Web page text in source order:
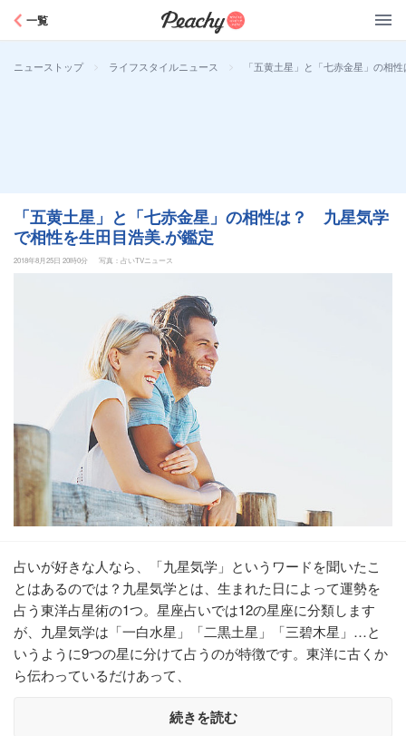
一覧
ニューストップ > ライフスタイルニュース > 「五黄土星」と「七赤金星」の相
「五黄土星」と「七赤金星」の相性は？ 九星気学
で相性を生田目浩美.が鑑定
2018年8月25日 20時0分 写真：占いTVニュース
占いが好きな人なら、「九星気学」というワードを聞いたこ
とはあるのでは？九星気学とは、生まれた日によって運勢を
占う東洋占星術の1つ。星座占いでは12の星座に分類します
が、九星気学は「一白水星」「二黒土星」「三碧木星」…と
いうように9つの星に分けて占うのが特徴です。東洋に古くか
ら伝わっているだけあって、
続きを読む